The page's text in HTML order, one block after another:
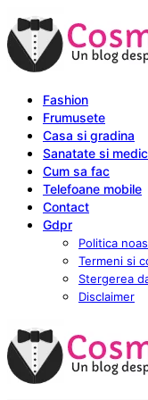
Fashion
Frumusete
Casa si gradina
Sanatate si
Cum sa fac
Telefoane mobile
Contact
Gdpr
Politica
Termeni si
Stergerea
Disclaimer